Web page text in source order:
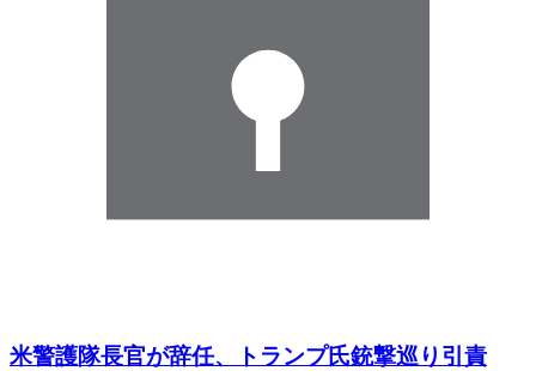
米警護隊長官が辞任、トランプ氏銃撃巡り引責